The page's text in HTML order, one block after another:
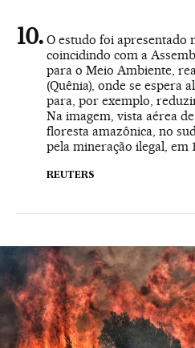
O estudo foi apresentado
coincidindo com a
para o Meio Ambiente,
(Quênia), onde se espera
para, por exemplo,
Na imagem, vista aérea
floresta amazônica, no
pela mineração ilegal, em
REUTERS